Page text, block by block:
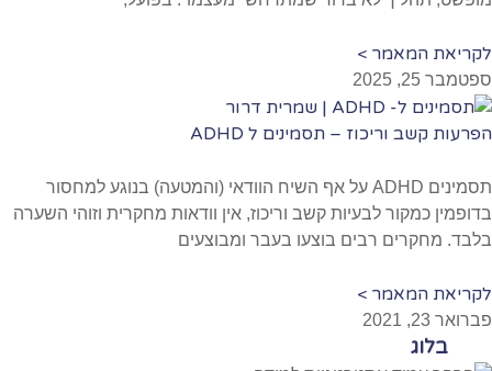
לקריאת המאמר >
ספטמבר 25, 2025
הפרעות קשב וריכוז – תסמינים ל ADHD
תסמינים ADHD על אף השיח הוודאי (והמטעה) בנוגע למחסור
בדופמין כמקור לבעיות קשב וריכוז, אין וודאות מחקרית וזוהי השערה
בלבד. מחקרים רבים בוצעו בעבר ומבוצעים
לקריאת המאמר >
פברואר 23, 2021
בלוג